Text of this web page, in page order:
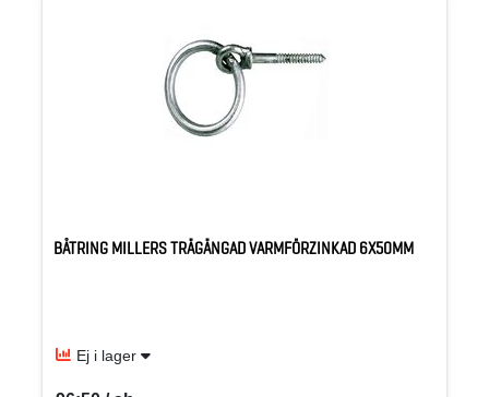
BÅTRING MILLERS TRÄGÄNGAD VARMFÖRZINKAD 6X50MM
Ej i lager